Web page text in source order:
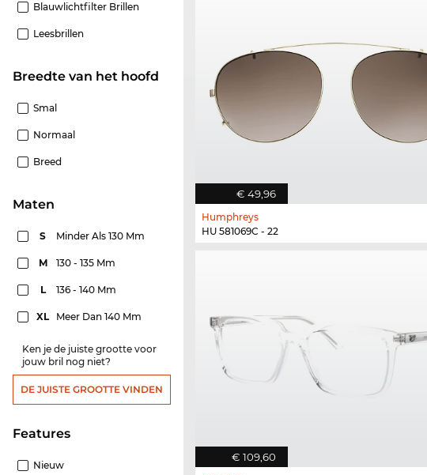
Blauwlichtfilter Brillen
Leesbrillen
Breedte van het hoofd
Smal
Normaal
Breed
Maten
S Minder Als 130 Mm
M 130 - 135 Mm
L 136 - 140 Mm
XL Meer Dan 140 Mm
Ken je de juiste grootte voor
jouw bril nog niet?
DE JUISTE GROOTTE VINDEN
features
Nieuw
€ 49,96
Humphreys
HU 581069C - 22
€ 109,60